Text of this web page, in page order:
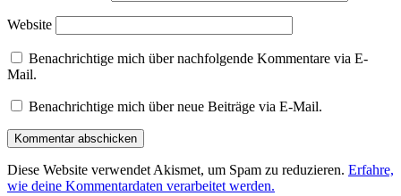
Website
Benachrichtige mich über nachfolgende Kommentare via E-
Mail.
Benachrichtige mich über neue Beiträge via E-Mail.
Diese Website verwendet Akismet, um Spam zu reduzieren. Erfahre,
wie deine Kommentardaten verarbeitet werden.